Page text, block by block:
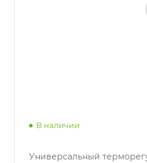
В наличии
Универсальный